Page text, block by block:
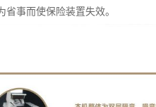
事而使保险装置失效。